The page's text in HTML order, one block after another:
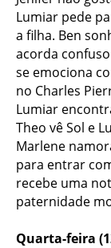
Lumiar pede
a filha. Ben
acorda
se emociona
no Charles
Lumiar
Theo vê Sol e
Marlene
para entrar
recebe uma
paternidade
Quarta-feira